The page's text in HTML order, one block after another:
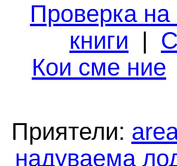
Проверка на
книги |
Кои сме ние
Приятели:
надуваема